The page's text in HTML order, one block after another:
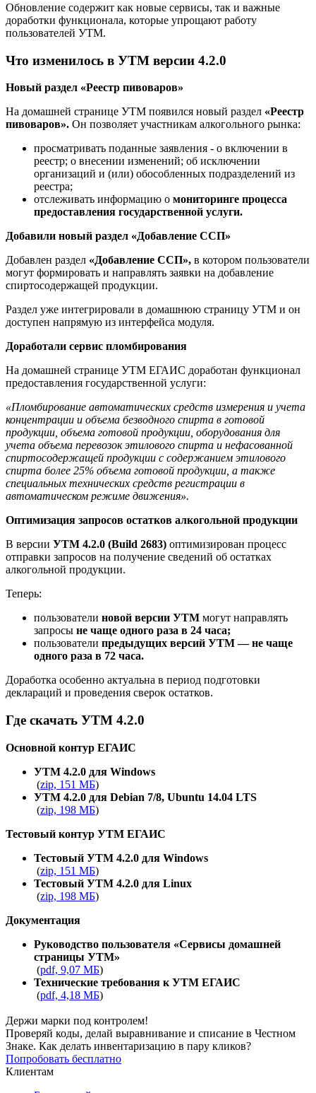
Обновление содержит как новые сервисы, так и важные
доработки функционала, которые упрощают работу
пользователей УТМ.
Что изменилось в УТМ версии 4.2.0
Новый раздел «Реестр пивоваров»
На домашней странице УТМ появился новый раздел «Реестр
пивоваров». Он позволяет участникам алкогольного рынка:
просматривать поданные заявления - о включении в
реестр; о внесении изменений; об исключении
организаций и (или) обособленных подразделений из
реестра;
отслеживать информацию о мониторинге процесса
предоставления государственной услуги.
Добавили новый раздел «Добавление ССП»
Добавлен раздел «Добавление ССП», в котором пользователи
могут формировать и направлять заявки на добавление
спиртосодержащей продукции.
Раздел уже интегрировали в домашнюю страницу УТМ и он
доступен напрямую из интерфейса модуля.
Доработали сервис пломбирования
На домашней странице УТМ ЕГАИС доработан функционал
предоставления государственной услуги:
«Пломбирование автоматических средств измерения и учета
концентрации и объема безводного спирта в готовой
продукции, объема готовой продукции, оборудования для
учета объема перевозок этилового спирта и нефасованной
спиртосодержащей продукции с содержанием этилового
спирта более 25% объема готовой продукции, а также
специальных технических средств регистрации в
автоматическом режиме движения».
Оптимизация запросов остатков алкогольной продукции
В версии УТМ 4.2.0 (Build 2683) оптимизирован процесс
отправки запросов на получение сведений об остатках
алкогольной продукции.
Теперь:
пользователи новой версии УТМ могут направлять
запросы не чаще одного раза в 24 часа;
пользователи предыдущих версий УТМ— не чаще
одного раза в 72 часа.
Доработка особенно актуальна в период подготовки
деклараций и проведения сверок остатков.
Где скачать УТМ 4.2.0
Основной контур ЕГАИС
УТМ 4.2.0 для Windows
(zip, 151 МБ)
УТМ 4.2.0 для Debian 7/8, Ubuntu 14.04 LTS
(zip, 198 МБ)
Тестовый контур УТМ ЕГАИС
Тестовый УТМ 4.2.0 для Windows
(zip, 151 МБ)
Тестовый УТМ 4.2.0 для Linux
(zip, 198 МБ)
Документация
Руководство пользователя «Сервисы домашней
страницы УТМ»
(pdf, 9,07 МБ)
Технические требования к УТМ ЕГАИС
(pdf, 4,18 МБ)
Держи марки под контролем!
Проверяй коды, делай выравнивание и списание в Честном
Знаке. Как делать инвентаризацию в пару кликов?
Попробовать бесплатно
Клиентам